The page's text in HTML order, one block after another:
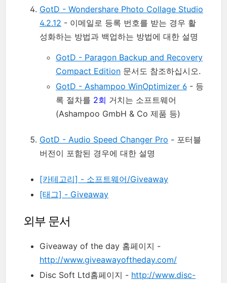
GotD - Wondershare Photo Collage Studio
4.2.12 - 이메일로 등록 번호를 받는 경우 활
성화하는 방법과 백업하는 방법에 대한 설명
GotD - Paragon Backup and Recovery
Compact Edition 문서도 참조하십시오.
GotD - Ashampoo WinOptimizer 6 - 등
록 절차를 2회 거치는 소프트웨어
(Ashampoo GmbH & Co 제품 등)
GotD - Audio Speed Changer Pro - 포터블
버전이 포함된 경우에 대한 설명
[카테고리] - 소프트웨어/Giveaway
[태그] - Giveaway
외부 문서
Giveaway of the day 홈페이지 -
http://www.giveawayoftheday.com/
Disc Soft Ltd홈페이지 - http://www.disc-